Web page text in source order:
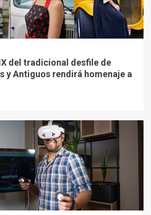
del tradicional desfile de
y Antiguos rendirá homenaje a